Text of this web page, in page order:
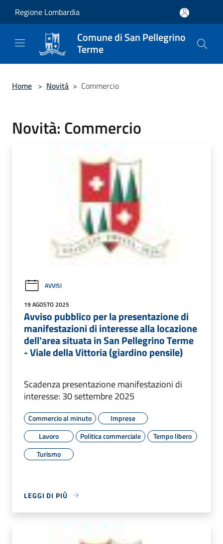
Regione Lombardia
Comune di San Pellegrino
Terme
Home > Novità > Commercio
Novità: Commercio
AVVISI
19 AGOSTO 2025
Avviso pubblico per la presentazione di
manifestazioni di interesse alla locazione
dell'area situata in San Pellegrino Terme
- Viale della Vittoria (giardino pensile)
Scadenza presentazione manifestazioni di
interesse: 30 settembre 2025
Commercio al minuto
Imprese
Lavoro
Politica commerciale
Tempo libero
Turismo
LEGGI DI PIÙ